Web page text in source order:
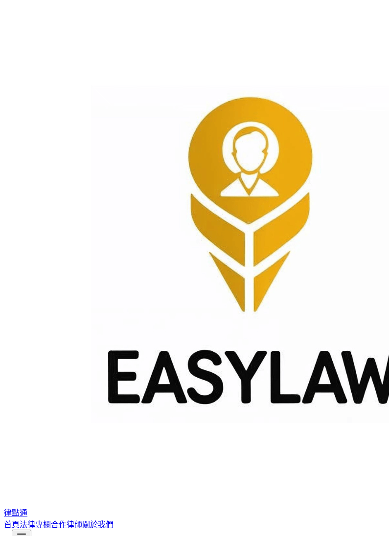
律點通
首頁法律專欄合作律師關於我們